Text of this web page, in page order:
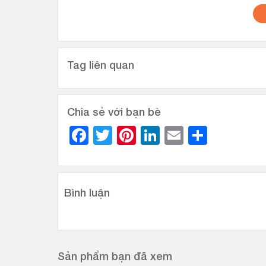
Tag liên quan
Chia sẻ với bạn bè
Facebook
Twitter
Pinterest
LinkedIn
Email
Bình luận
Sản phẩm bạn đã xem